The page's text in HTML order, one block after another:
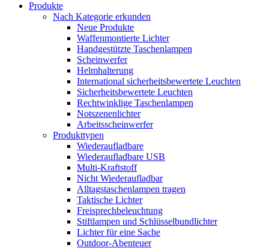
Produkte
Nach Kategorie erkunden
Neue Produkte
Waffenmontierte Lichter
Handgestützte Taschenlampen
Scheinwerfer
Helmhalterung
International sicherheitsbewertete Leuchten
Sicherheitsbewertete Leuchten
Rechtwinklige Taschenlampen
Notszenenlichter
Arbeitsscheinwerfer
Produkttypen
Wiederaufladbare
Wiederaufladbare USB
Multi-Kraftstoff
Nicht Wiederaufladbar
Alltagstaschenlampen tragen
Taktische Lichter
Freisprechbeleuchtung
Stiftlampen und Schlüsselbundlichter
Lichter für eine Sache
Outdoor-Abenteuer